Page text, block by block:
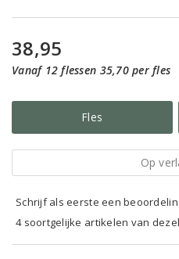
38,95
Vanaf 12 flessen 35,70 per fles
Fles
Op
Schrijf als eerste een
4 soortgelijke artikelen van